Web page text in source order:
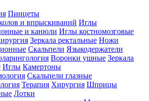
Пинцеты
и впрыскиваний Иглы
и канюли Иглы костномозговые
Зеркала ректальные Ножи
Скальпели Языкодержатели
Воронки ушные Зеркала
Иглы Камертоны
Скальпели глазные
Терапия Хирургия Шприцы
Лотки